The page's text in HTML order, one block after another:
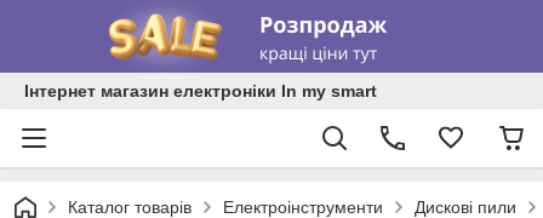
Інтернет магазин електроніки In my smart
Каталог товарів Електроінструменти Дискові пили